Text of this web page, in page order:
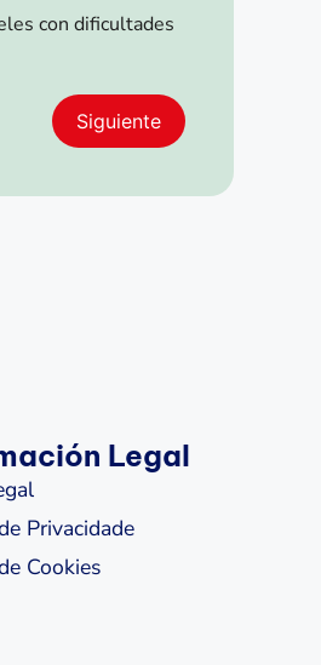
con dificultades
Siguiente
Legal
Privacidade
Cookies